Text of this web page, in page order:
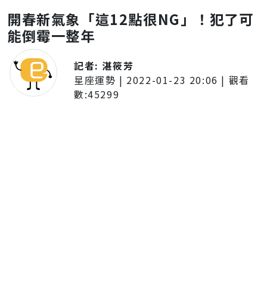
開春新氣象「這12點很NG」！犯了可
能倒霉一整年
記者: 湛筱芳
星座運勢 | 2022-01-23 20:06 | 觀看
數:45299